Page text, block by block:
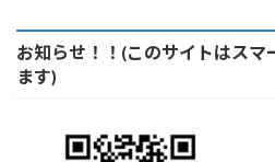
お知らせ！！(このサイトはスマ
ます)